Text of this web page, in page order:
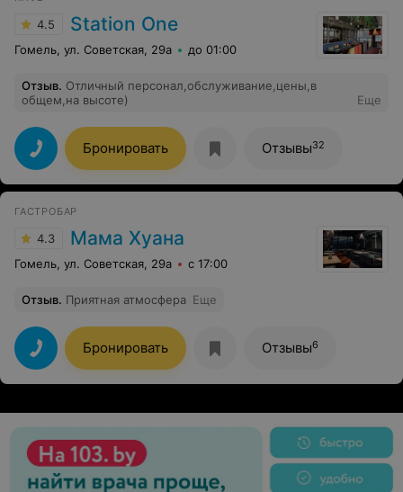
4.5 Station One
Гомель, ул. Советская, 29а до 01:00
Отзыв. Отличный персонал,обслуживание,цены,в
общем,на высоте)
Еще
Бронировать Отзывы32
ГАСТРОБАР
4.3 Мама Хуана
Гомель, ул. Советская, 29а с 17:00
Отзыв. Приятная атмосфера Еще
Бронировать Отзывы6